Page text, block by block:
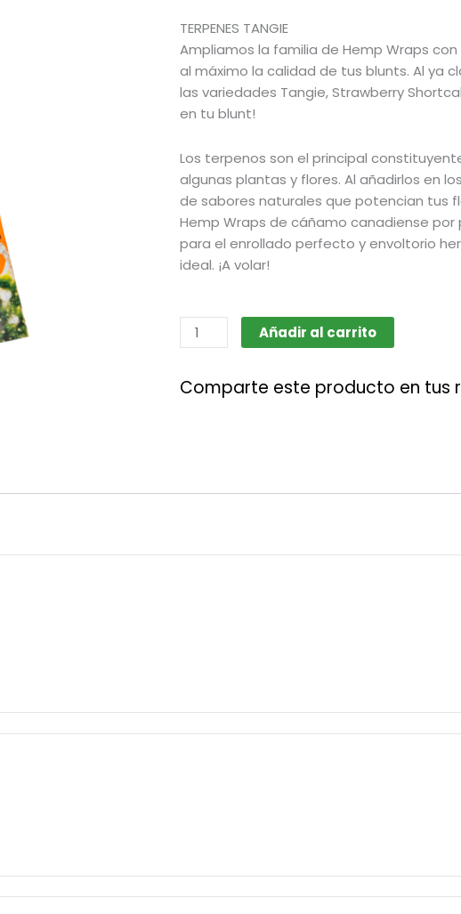
TERPENES TANGIE
Ampliamos la familia de Hemp Wraps
al máximo la calidad de tus blunts. Al ya
las variedades Tangie, Strawberry
en tu blunt!
Los terpenos son el principal
algunas plantas y flores. Al añadirlos en
de sabores naturales que potencian tus
Hemp Wraps de cáñamo canadiense
para el enrollado perfecto y envoltorio
ideal. ¡A volar!
Blunt
Terpenos
Tangie
cantidad
Añadir al carrito
Comparte este producto en tus